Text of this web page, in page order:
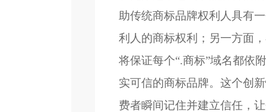
助传统商标品牌权利人具有
利人的商标权利；另一方面
将保证每个“.商标”域名都依
实可信的商标品牌。这个创
费者瞬间记住并建立信任，